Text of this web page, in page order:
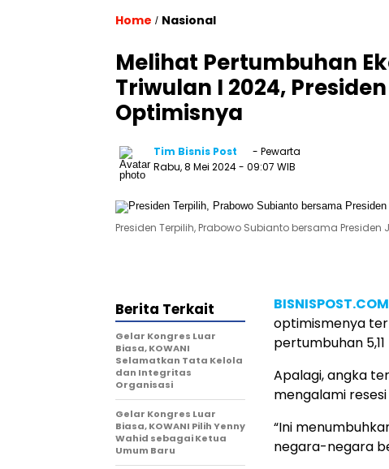
Home / Nasional
Melihat Pertumbuhan
Triwulan I 2024,
Optimisnya
Tim Bisnis Post
- Pewarta
Rabu, 8 Mei 2024- 09:07 WIB
Presiden Terpilih, Prabowo Subianto bersama Presiden
BISNISPOST.COM
optimismenya
pertumbuhan
Apalagi, angka
mengalami
“Ini
negara-negara
Berita Terkait
Gelar Kongres Luar
Biasa, KOWANI
Selamatkan Tata Kelola
dan Integritas
Organisasi
Gelar Kongres Luar
Biasa, KOWANI Pilih Yenny
Wahid sebagai Ketua
Umum Baru